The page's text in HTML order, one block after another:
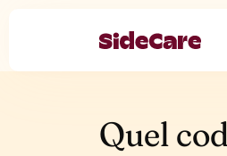
Quel